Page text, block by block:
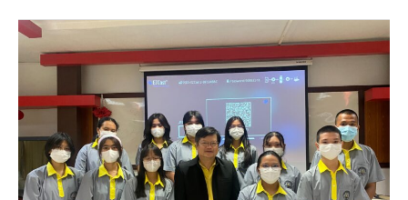
ผู้
ช่วย
ศาสตราจารย์
สมคิด
อมร
กุล
หัวหน้า
ภาค